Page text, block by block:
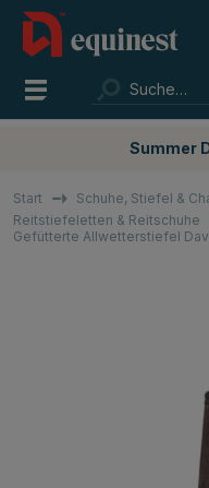
Summer
Start
Schuhe, Stiefel &
Reitstiefeletten & Reitschuhe
Gefütterte Allwetterstiefel